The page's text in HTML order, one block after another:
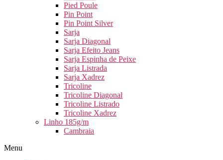
Pied Poule
Pin Point
Pin Point Silver
Sarja
Sarja Diagonal
Sarja Efeito Jeans
Sarja Espinha de Peixe
Sarja Listrada
Sarja Xadrez
Tricoline
Tricoline Diagonal
Tricoline Listrado
Tricoline Xadrez
Linho 185g/m
Cambraia
Menu